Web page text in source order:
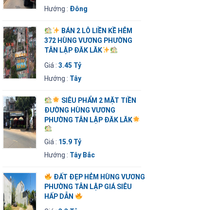
Hướng : Đông
BÁN 2 LÔ LIỀN KỀ HẺM
372 HÙNG VƯƠNG PHƯỜNG
TÂN LẬP ĐĂK LĂK
Giá :3.45 Tỷ
Hướng : Tây
SIÊU PHẨM 2 MẶT TIỀN
ĐƯỜNG HÙNG VƯƠNG
PHƯỜNG TÂN LẬP ĐĂK LĂK
Giá : 15.9 Tỷ
Hướng : Tây Bắc
ĐẤT ĐẸP HẺM HÙNG VƯƠNG
PHƯỜNG TÂN LẬP GIÁ SIÊU
HẤP DẪN